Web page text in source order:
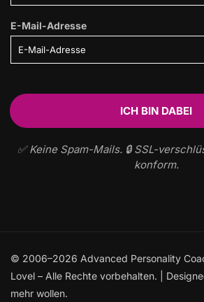
E-Mail-Adresse
✅ Keine Spam-Mails. 🔒 SSL-
konform.
© 2006–2026 Advanced Personality
Lovel – Alle Rechte vorbehalten. |
mehr wollen.